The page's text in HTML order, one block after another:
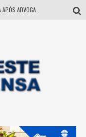
TRT MULTA EMPRESA APÓS ADVOGADA USAR IA E INVENTAR PRECEDENTES JUDICIAIS
Mulher morre durante operação contra grupo investigado por roubo de cargas e tráfico de drogas em Sergipe